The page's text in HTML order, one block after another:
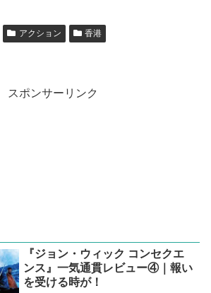
アクション 香港
スポンサーリンク
『ジョン・ウィック コンセクエ
ンス』一気通貫レビュー④｜報い
を受ける時が！